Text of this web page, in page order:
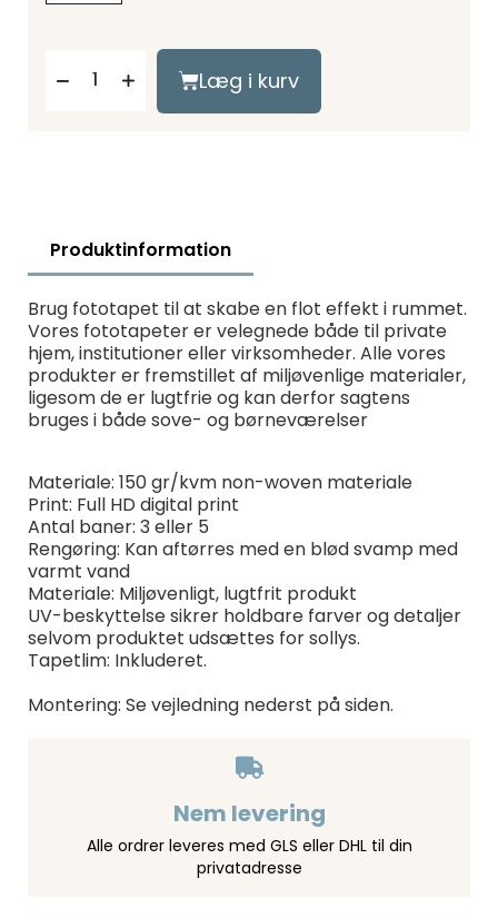
Læg i kurv
Produktinformation
Brug fototapet til at skabe en flot effekt i rummet.
Vores fototapeter er velegnede både til private
hjem, institutioner eller virksomheder. Alle vores
produkter er fremstillet af miljøvenlige materialer,
ligesom de er lugtfrie og kan derfor sagtens
bruges i både sove- og børneværelser
Materiale: 150 gr/kvm non-woven materiale
Print: Full HD digital print
Antal baner: 3 eller 5
Rengøring: Kan aftørres med en blød svamp med
varmt vand
Materiale: Miljøvenligt, lugtfrit produkt
UV-beskyttelse sikrer holdbare farver og detaljer
selvom produktet udsættes for sollys.
Tapetlim: Inkluderet.
Montering: Se vejledning nederst på siden.
Nem levering
Alle ordrer leveres med GLS eller DHL til din
privatadresse